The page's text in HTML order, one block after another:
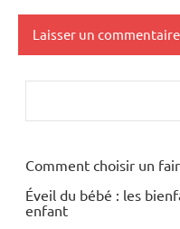
Comment choisir un
Éveil du bébé : les
enfant